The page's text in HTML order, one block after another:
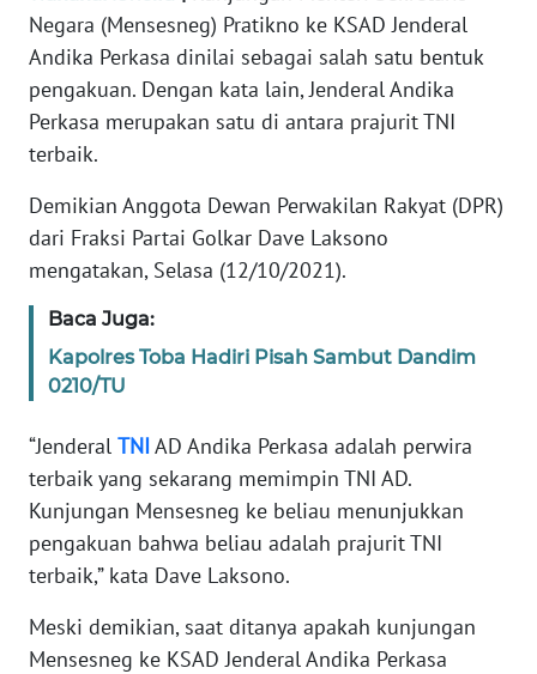
Negara (Mensesneg) Pratikno ke KSAD Jenderal
Andika Perkasa dinilai sebagai salah satu bentuk
pengakuan. Dengan kata lain, Jenderal Andika
Perkasa merupakan satu di antara prajurit TNI
terbaik.
Demikian Anggota Dewan Perwakilan Rakyat (DPR)
dari Fraksi Partai Golkar Dave Laksono
mengatakan, Selasa (12/10/2021).
Baca Juga:
Kapolres Toba Hadiri Pisah Sambut Dandim
0210/TU
“Jenderal TNIAD Andika Perkasa adalah perwira
terbaik yang sekarang memimpin TNI AD.
Kunjungan Mensesneg ke beliau menunjukkan
pengakuan bahwa beliau adalah prajurit TNI
terbaik,” kata Dave Laksono.
Meski demikian, saat ditanya apakah kunjungan
Mensesneg ke KSAD Jenderal Andika Perkasa
MEDIA
SIBER
REDAKSI
DISCLAIMER
Wahana
Regional
JAKARTA
WN